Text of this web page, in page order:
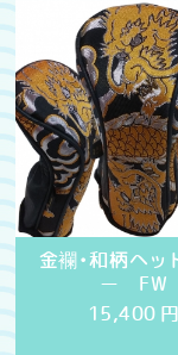
金襴・和柄ヘッ
ー FW
15,400 円